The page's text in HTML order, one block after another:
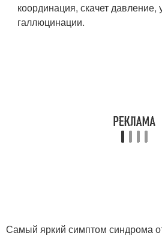
координация, скачет давление,
галлюцинации.
Самый яркий симптом синдрома